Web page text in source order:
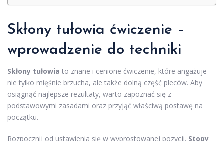
Skłony tułowia ćwiczenie –
wprowadzenie do techniki
Skłony tułowia to znane i cenione ćwiczenie, które angażuje
nie tylko mięśnie brzucha, ale także dolną część pleców. Aby
osiągnąć najlepsze rezultaty, warto zapoznać się z
podstawowymi zasadami oraz przyjąć właściwą postawę na
początku.
Rozpocznij od ustawienia się w wyprostowanej pozycji. Stopy